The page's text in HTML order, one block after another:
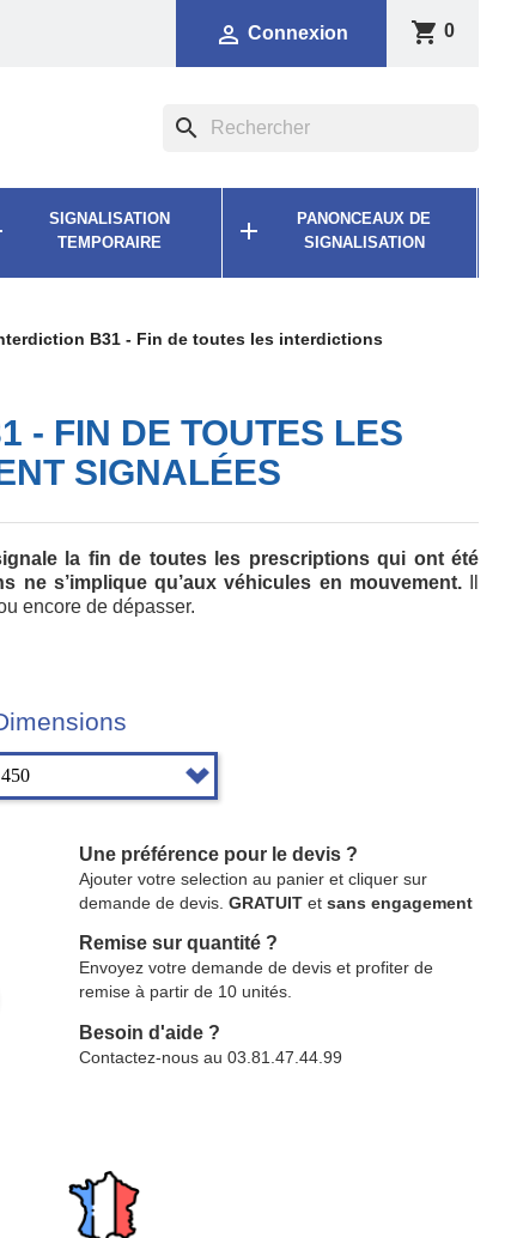
 Connexion shopping_cart 0
search
SIGNALISATION
TEMPORAIRE

PANONCEAUX DE
SIGNALISATION
B31 - Fin de toutes les interdictions
- FIN DE TOUTES LES
SIGNALÉES
la fin de toutes les prescriptions qui ont été
ne s’implique qu’aux véhicules en mouvement.Il
encore de dépasser.
Une préférence pour le devis ?
Ajouter votre selection au panier et cliquer sur
demande de devis.GRATUIT etsans engagement
Remise sur quantité ?
Envoyez votre demande de devis et profiter de
remise à partir de 10 unités.
Besoin d'aide ?
Contactez-nous au 03.81.47.44.99